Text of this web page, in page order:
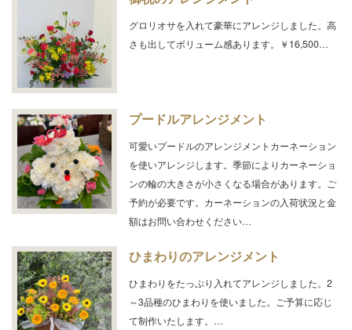
グロリオサを入れて豪華にアレンジしました。高
さも出してボリューム感あります。￥16,500…
プードルアレンジメント
可愛いプードルのアレンジメントカーネーション
を使いアレンジします。季節によりカーネーショ
ンの輪の大きさが小さくなる場合があります。ご
予約が必要です。カーネーションの入荷状況と金
額はお問い合わせください…
ひまわりのアレンジメント
ひまわりをたっぷり入れてアレンジしました。2
～3品種のひまわりを使いました。ご予算に応じ
て制作いたします。…